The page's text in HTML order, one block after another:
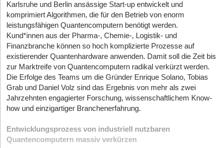
Karlsruhe und Berlin ansässige Start-up entwickelt und
komprimiert Algorithmen, die für den Betrieb von enorm
leistungsfähigen Quantencomputern benötigt werden.
Kund*innen aus der Pharma-, Chemie-, Logistik- und
Finanzbranche können so hoch komplizierte Prozesse auf
existierender Quantenhardware anwenden. Damit soll die Zeit bis
zur Marktreife von Quantencomputern radikal verkürzt werden.
Die Erfolge des Teams um die Gründer Enrique Solano, Tobias
Grab und Daniel Volz sind das Ergebnis von mehr als zwei
Jahrzehnten engagierter Forschung, wissenschaftlichem Know-
how und einzigartiger Branchenerfahrung.
Entwicklungsprozess von industriell nutzbaren
Quantencomputern massiv verkürzen